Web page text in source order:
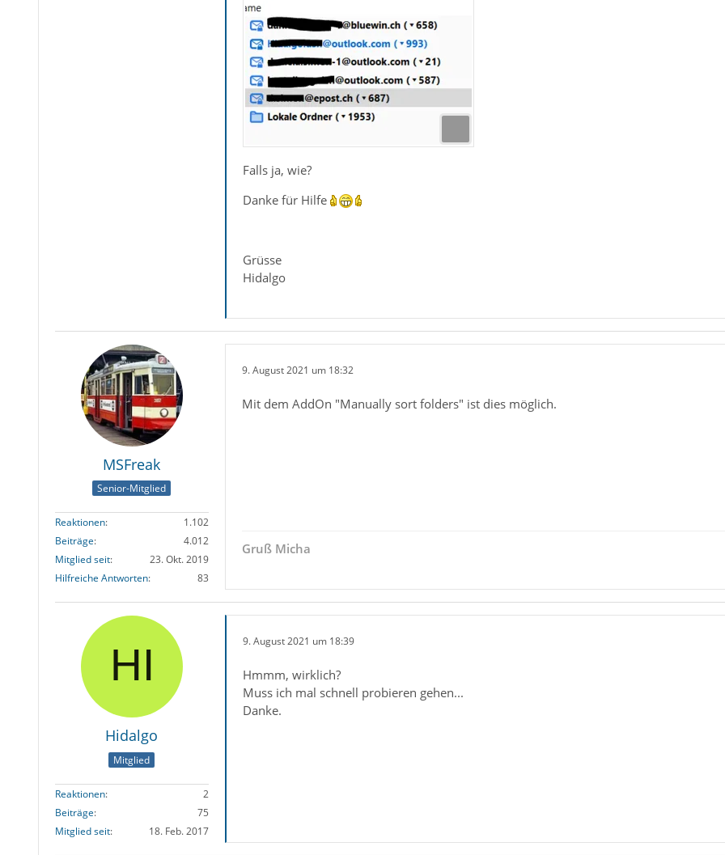
Falls ja, wie?
Danke für Hilfe
Grüsse
Hidalgo
MSFreak
Senior-Mitglied
Reaktionen
1.102
Beiträge
4.012
Mitglied seit
23. Okt. 2019
Hilfreiche Antworten
83
9. August 2021 um 18:32
Mit dem AddOn "Manually sort folders" ist dies möglich.
Gruß Micha
Hidalgo
Mitglied
Reaktionen
2
Beiträge
75
Mitglied seit
18. Feb. 2017
9. August 2021 um 18:39
Hmmm, wirklich?
Muss ich mal schnell probieren gehen...
Danke.